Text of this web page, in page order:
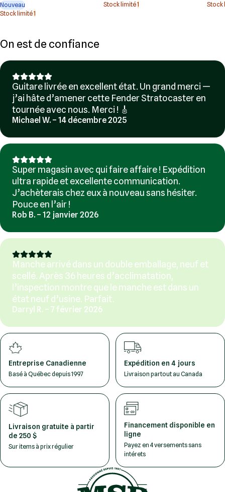
Nouveau
Stock limité1
Stock limité1 Stock
On est de confiance
Guitare livrée en excellent état. Un grand merci —
j’ai hâte d’amener cette Fender Stratocaster en
tournée avec nous. Merci ! 🎸
Michael W. – 14 décembre 2025
Super magasin avec qui faire affaire ! Expédition
ultra rapide et excellente communication.
J’achèterais chez eux à nouveau sans hésiter.
Pouce en l’air !
Rob B. – 12 janvier 2026
Manche arrivé dans un double emballage, neuf et
scellé. Après 36 heures d’acclimatation,
l’inspection montre que le manche est dans un
état neuf d’usine. Parfait.
Darryl R. – 7 février 2026
Entreprise Canadienne
Basé à Québec depuis 1997
Expédition en 4 jours
Livraison partout au Canada
Livraison gratuite à partir
de 250 $
Sur items à prix régulier
Financement disponible en
ligne
Payez en 4 versements sans
intérets